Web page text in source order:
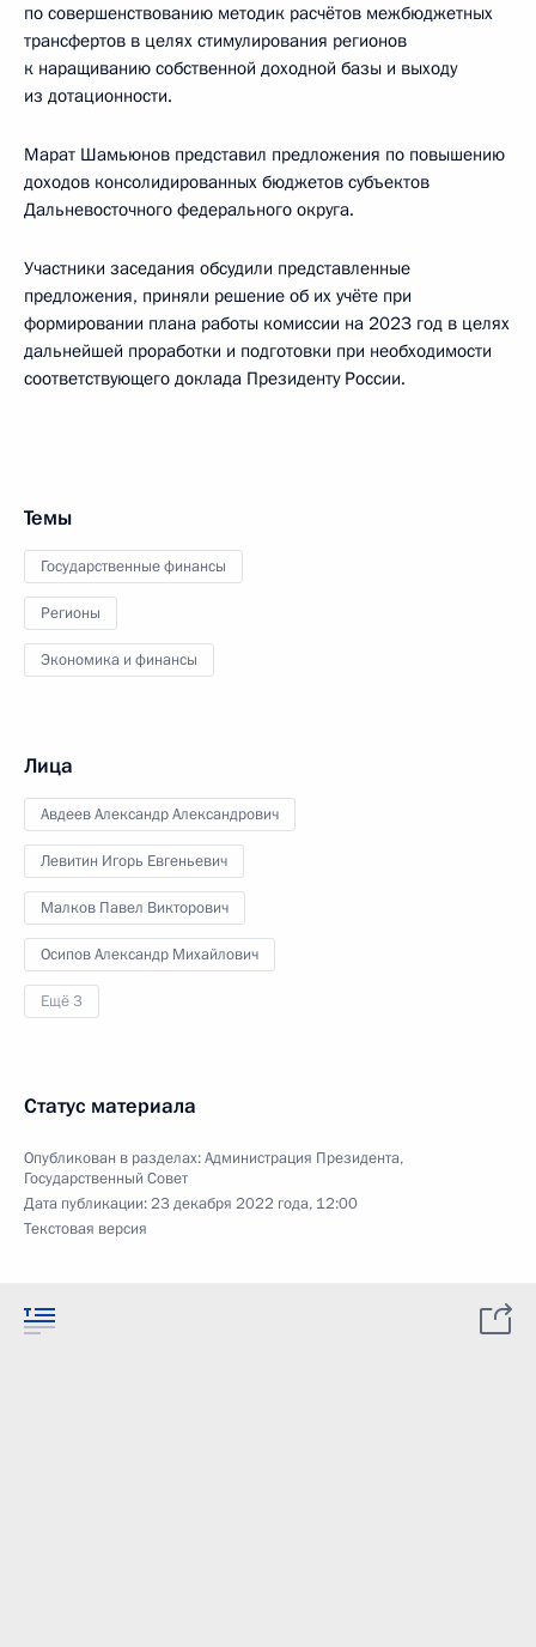
по совершенствованию методик расчётов межбюджетных
трансфертов в целях стимулирования регионов
к наращиванию собственной доходной базы и выходу
из дотационности.
Марат Шамьюнов представил предложения по повышению
доходов консолидированных бюджетов субъектов
Дальневосточного федерального округа.
Участники заседания обсудили представленные
предложения, приняли решение об их учёте при
формировании плана работы комиссии на 2023 год в целях
дальнейшей проработки и подготовки при необходимости
соответствующего доклада Президенту России.
Темы
Государственные финансы
Регионы
Экономика и финансы
Лица
Авдеев Александр Александрович
Левитин Игорь Евгеньевич
Малков Павел Викторович
Осипов Александр Михайлович
Ещё 3
Статус материала
Опубликован в разделах:Администрация Президента,
Государственный Совет
Дата публикации:23 декабря 2022 года, 12:00
Текстовая версия